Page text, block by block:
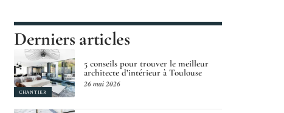
Derniers articles
CHANTIER
5 conseils pour trouver le meilleur
architecte d’intérieur à Toulouse
26 mai 2026